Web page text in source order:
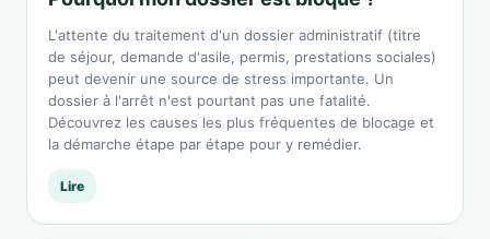
L'attente du traitement d'un dossier administratif (titre
de séjour, demande d'asile, permis, prestations sociales)
peut devenir une source de stress importante. Un
dossier à l'arrêt n'est pourtant pas une fatalité.
Découvrez les causes les plus fréquentes de blocage et
la démarche étape par étape pour y remédier.
Lire